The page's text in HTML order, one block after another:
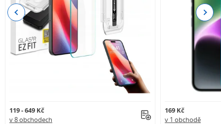
119 - 649 Kč
v 8 obchodech
169 Kč
v 1 obchodě
Previous Next